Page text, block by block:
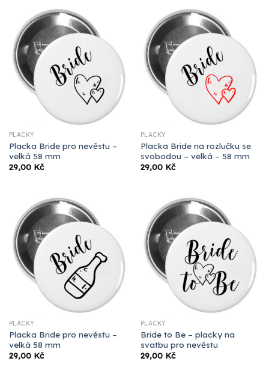
PLACKY
Placka Bride pro nevěstu –
velká 58 mm
29,00 Kč
PLACKY
Placka Bride na rozlučku se
svobodou – velká – 58 mm
29,00 Kč
PLACKY
Placka Bride pro nevěstu –
velká 58 mm
29,00 Kč
PLACKY
Bride to Be – placky na
svatbu pro nevěstu
29,00 Kč